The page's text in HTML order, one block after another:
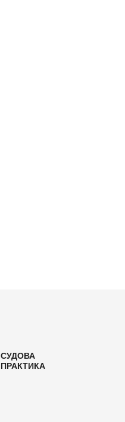
СУДОВА
ПРАКТИКА